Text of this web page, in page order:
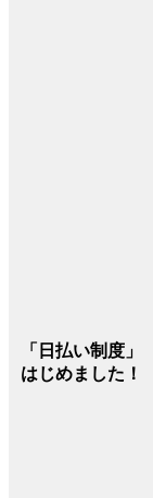
「日払い制度」
はじめました！